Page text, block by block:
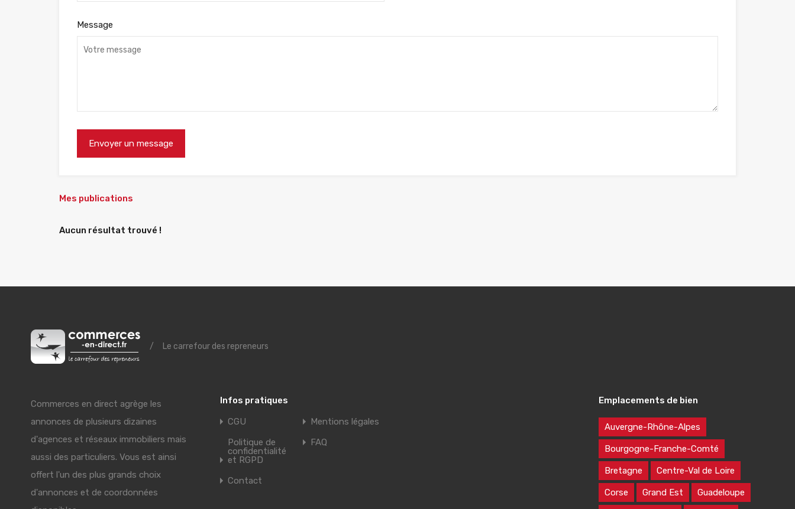
Message
Mes publications
Aucun résultat trouvé !
/ Le carrefour des repreneurs
Commerces en direct agrège les
annonces de plusieurs dizaines
d'agences et réseaux immobiliers mais
aussi des particuliers. Vous est ainsi
offert l'un des plus grands choix
d'annonces et de coordonnées
Infos pratiques
CGU
Mentions légales
Politique de
confidentialité
et RGPD
FAQ
Contact
Emplacements de bien
Auvergne-Rhône-Alpes
Bourgogne-Franche-Comté
Bretagne Centre-Val de Loire
Corse Grand Est Guadeloupe